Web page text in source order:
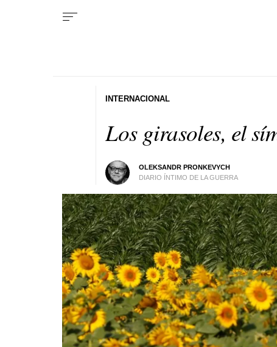
Los girasoles, el
OLEKSANDR PRONKEVYCH
DIARIO ÍNTIMO DE LA GUERRA
INTERNACIONAL